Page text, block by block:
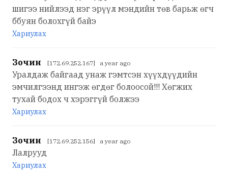
шигээ нийлээд нэг эрүүл мэндийн төв барьж өгч
ббуян болохгүй байэ
Хариулах
Зочин [172.69.252.167] a year ago
Уралдаж байгаад унаж гэмтсэн хүүхдүүдийн
эмчилгээнд ингэж өгдөг болоосой!!! Хөгжих
тухай бодох ч хэрэггүй болжээ
Хариулах
Зочин [172.69.252.156] a year ago
Лалрууд
Хариулах